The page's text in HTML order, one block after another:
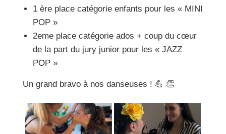
1 ère place catégorie enfants pour les « MINI
POP »
2eme place catégorie ados + coup du cœur
de la part du jury junior pour les « JAZZ
POP »
Un grand bravo à nos danseuses ! 💪 👏